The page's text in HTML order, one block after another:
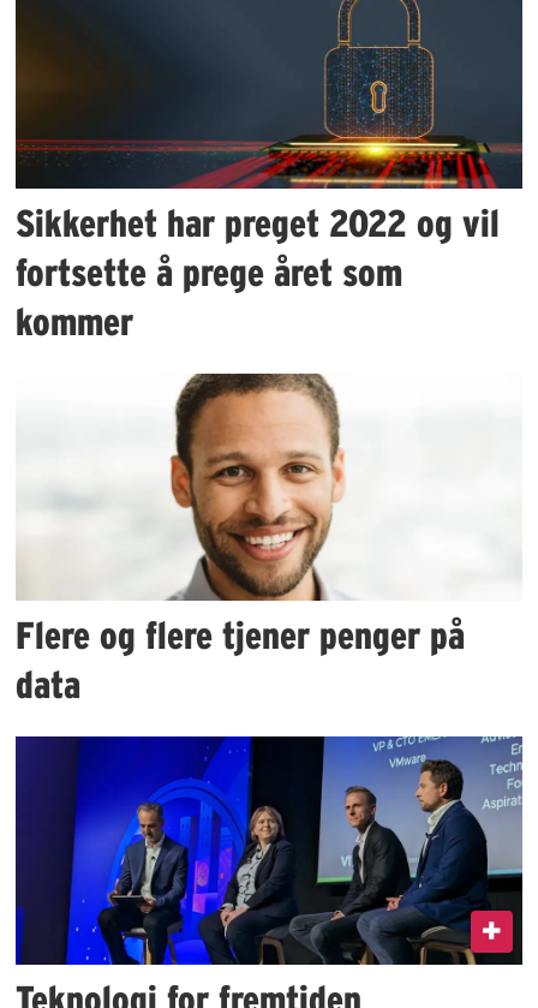
Sikkerhet har preget 2022 og vil
fortsette å prege året som
kommer
Flere og flere tjener penger på
data
Teknologi for fremtiden